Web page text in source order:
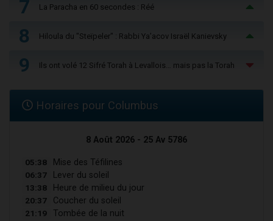
7 La Paracha en 60 secondes : Réé
8 Hiloula du "Steïpeler" : Rabbi Ya’acov Israël Kanievsky
9 Ils ont volé 12 Sifré Torah à Levallois… mais pas la Torah
Horaires pour Columbus
8 Août 2026 - 25 Av 5786
05:38 Mise des Téfilines
06:37 Lever du soleil
13:38 Heure de milieu du jour
20:37 Coucher du soleil
21:19 Tombée de la nuit